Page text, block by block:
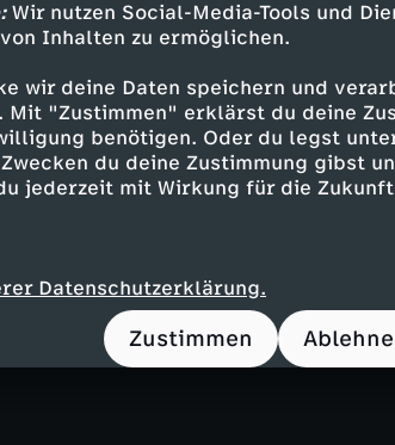
Wir nutzen Social-Media-Tools und
Inhalten zu ermöglichen.
wir deine Daten speichern und
"Zustimmen" erklärst du deine
benötigen. Oder du legst
du deine Zustimmung gibst
jederzeit mit Wirkung für die
Datenschutzerklärung.
Zustimmen